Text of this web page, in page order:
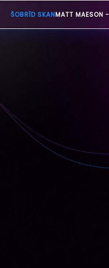
ŠOBRĪD SKANMATT MAESON -